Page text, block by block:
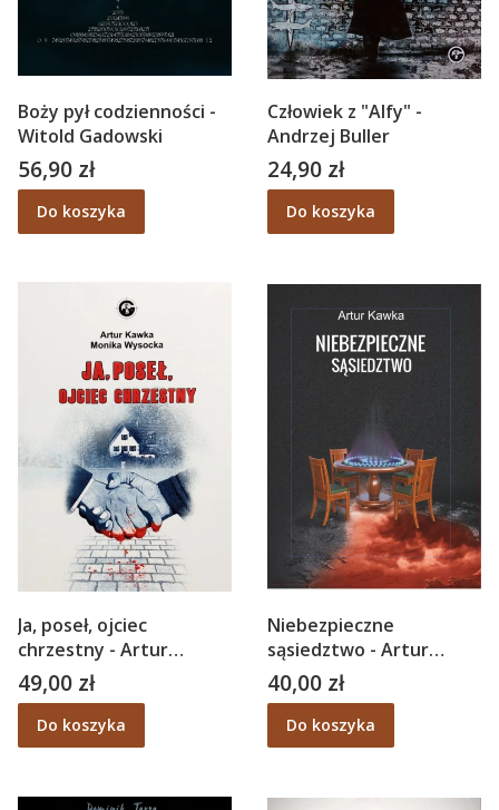
Boży pył codzienności -
Witold Gadowski
Cena
56,90 zł
Do koszyka
Człowiek z "Alfy" -
Andrzej Buller
Cena
24,90 zł
Do koszyka
Ja, poseł, ojciec
chrzestny - Artur
Kawka, Monika Wysocka
Cena
49,00 zł
Do koszyka
Niebezpieczne
sąsiedztwo - Artur
Kawka
Cena
40,00 zł
Do koszyka